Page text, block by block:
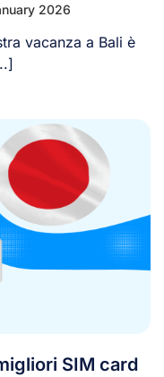
2026
vacanza a Bali è
SIM card